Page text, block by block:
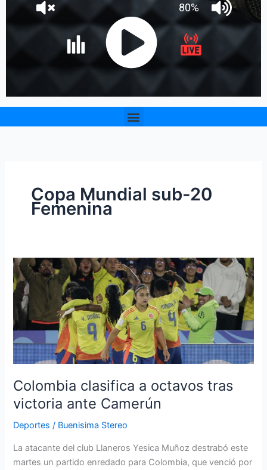
Menu
Copa Mundial sub-20
Femenina
Colombia clasifica a octavos tras
victoria ante Camerún
Deportes / Buenisima Stereo
La atacante del club Llaneros Yesica Muñoz destrabó este
martes un partido enredado para Colombia, que venció por
Colombia
clasifica
a
octavos
tras
victoria
ante
Camerún